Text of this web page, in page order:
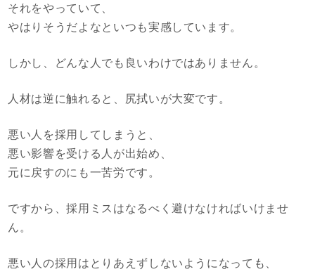
それをやっていて、
やはりそうだよなといつも実感しています。
しかし、どんな人でも良いわけではありません。
人材は逆に触れると、尻拭いが大変です。
悪い人を採用してしまうと、
悪い影響を受ける人が出始め、
元に戻すのにも一苦労です。
ですから、採用ミスはなるべく避けなければいけませ
ん。
悪い人の採用はとりあえずしないようになっても、